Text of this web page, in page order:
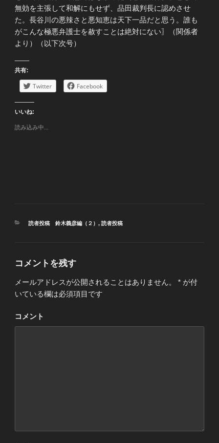
無効を主張して和解にもせず、品田裁判長に認めさせ
た。長谷川の悪辣さと悪知恵は天下一品だと思う。誰も
がこんな極悪弁護士を赦すことは絶対にない〗（関係者
より）（以下次号）
共有:
Twitter Facebook
いいね:
読み込み中...
カ
読者投稿 鈴木義彦編（２） , 読者投稿
コメントを残す
メールアドレスが公開されることはありません。 * が付
いている欄は必須項目です
コメント